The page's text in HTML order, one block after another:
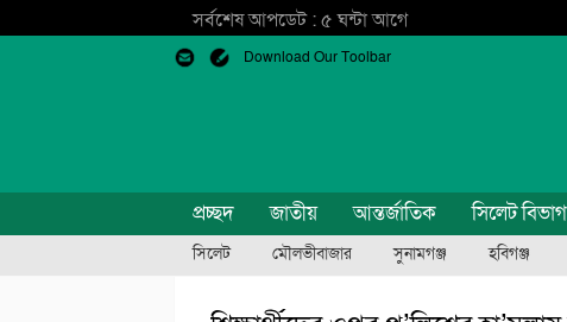
সর্বশেষ আপডেট : ৫ ঘন্টা আগে
Download Our Toolbar
প্রচ্ছদ জাতীয় আন্তর্জাতিক সিলেট বিভাগ
সিলেট মৌলভীবাজার সুনামগঞ্জ হবিগঞ্জ